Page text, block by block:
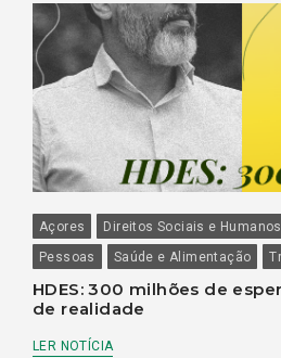
Açores Direitos Sociais e Humanos
Pessoas
Saúde e Alimentação
HDES: 300 milhões de
de realidade
LER NOTÍCIA